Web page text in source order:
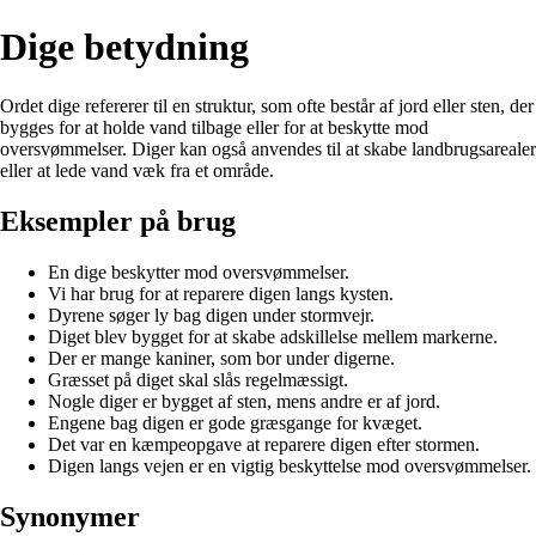
Dige betydning
Ordet dige refererer til en struktur, som ofte består af jord eller sten, der
bygges for at holde vand tilbage eller for at beskytte mod
oversvømmelser. Diger kan også anvendes til at skabe landbrugsarealer
eller at lede vand væk fra et område.
Eksempler på brug
En dige beskytter mod oversvømmelser.
Vi har brug for at reparere digen langs kysten.
Dyrene søger ly bag digen under stormvejr.
Diget blev bygget for at skabe adskillelse mellem markerne.
Der er mange kaniner, som bor under digerne.
Græsset på diget skal slås regelmæssigt.
Nogle diger er bygget af sten, mens andre er af jord.
Engene bag digen er gode græsgange for kvæget.
Det var en kæmpeopgave at reparere digen efter stormen.
Digen langs vejen er en vigtig beskyttelse mod oversvømmelser.
Synonymer